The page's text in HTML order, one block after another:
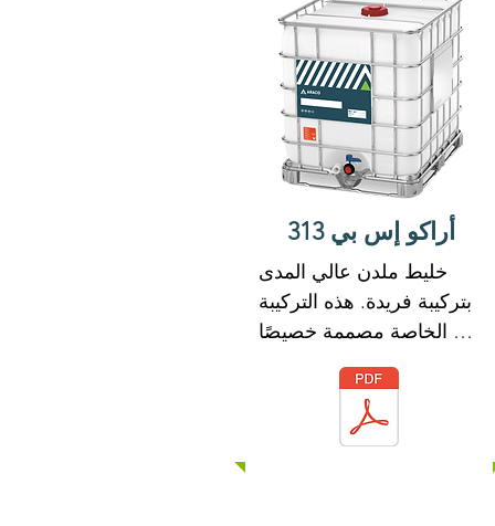
الميكانيكية.
لا يحتوي ARACO SP 122
على كلوريد الكالسيوم أو
أي كلوريدات أخرى ملتصقة
عن قصد ولن يبدأ أو يساهم
في التآكل على حديد
التسليح الموجود في
الخرسانة.
ARACO SP 122 يفي
بمتطلبات ASTM C-494
بأنواع D & G
أراكو إس بي 313
خليط ملدن عالي المدى
بتركيبة فريدة. هذه التركيبة
الخاصة مصممة خصيصًا
للاستخدام مع أدوات الربط
الهيدروليكية.
ARACO SP 313 له تأثير
تشتيت قوي مع العناصر